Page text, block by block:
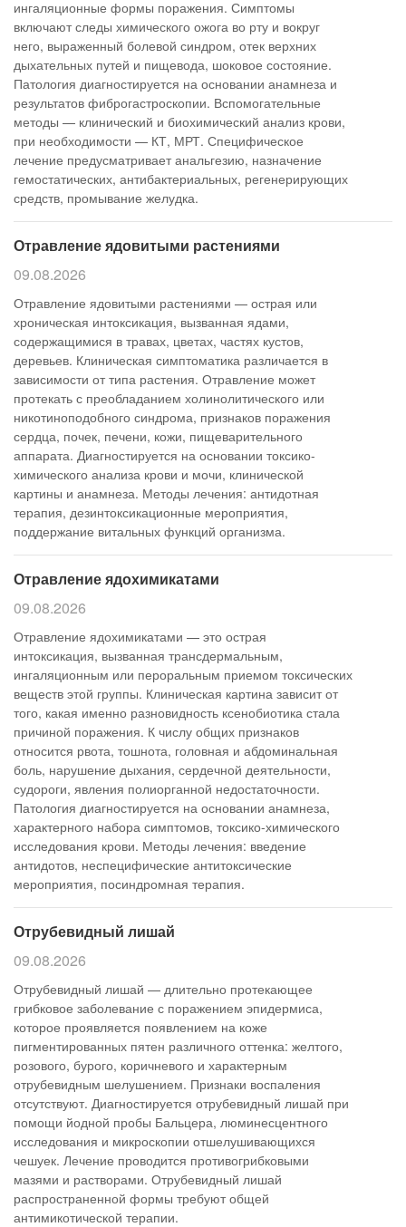
ингаляционные формы поражения. Симптомы
включают следы химического ожога во рту и вокруг
него, выраженный болевой синдром, отек верхних
дыхательных путей и пищевода, шоковое состояние.
Патология диагностируется на основании анамнеза и
результатов фиброгастроскопии. Вспомогательные
методы — клинический и биохимический анализ крови,
при необходимости — КТ, МРТ. Специфическое
лечение предусматривает анальгезию, назначение
гемостатических, антибактериальных, регенерирующих
средств, промывание желудка.
Отравление ядовитыми растениями
09.08.2026
Отравление ядовитыми растениями — острая или
хроническая интоксикация, вызванная ядами,
содержащимися в травах, цветах, частях кустов,
деревьев. Клиническая симптоматика различается в
зависимости от типа растения. Отравление может
протекать с преобладанием холинолитического или
никотиноподобного синдрома, признаков поражения
сердца, почек, печени, кожи, пищеварительного
аппарата. Диагностируется на основании токсико-
химического анализа крови и мочи, клинической
картины и анамнеза. Методы лечения: антидотная
терапия, дезинтоксикационные мероприятия,
поддержание витальных функций организма.
Отравление ядохимикатами
09.08.2026
Отравление ядохимикатами — это острая
интоксикация, вызванная трансдермальным,
ингаляционным или пероральным приемом токсических
веществ этой группы. Клиническая картина зависит от
того, какая именно разновидность ксенобиотика стала
причиной поражения. К числу общих признаков
относится рвота, тошнота, головная и абдоминальная
боль, нарушение дыхания, сердечной деятельности,
судороги, явления полиорганной недостаточности.
Патология диагностируется на основании анамнеза,
характерного набора симптомов, токсико-химического
исследования крови. Методы лечения: введение
антидотов, неспецифические антитоксические
мероприятия, посиндромная терапия.
Отрубевидный лишай
09.08.2026
Отрубевидный лишай — длительно протекающее
грибковое заболевание с поражением эпидермиса,
которое проявляется появлением на коже
пигментированных пятен различного оттенка: желтого,
розового, бурого, коричневого и характерным
отрубевидным шелушением. Признаки воспаления
отсутствуют. Диагностируется отрубевидный лишай при
помощи йодной пробы Бальцера, люминесцентного
исследования и микроскопии отшелушивающихся
чешуек. Лечение проводится противогрибковыми
мазями и растворами. Отрубевидный лишай
распространенной формы требуют общей
антимикотической терапии.